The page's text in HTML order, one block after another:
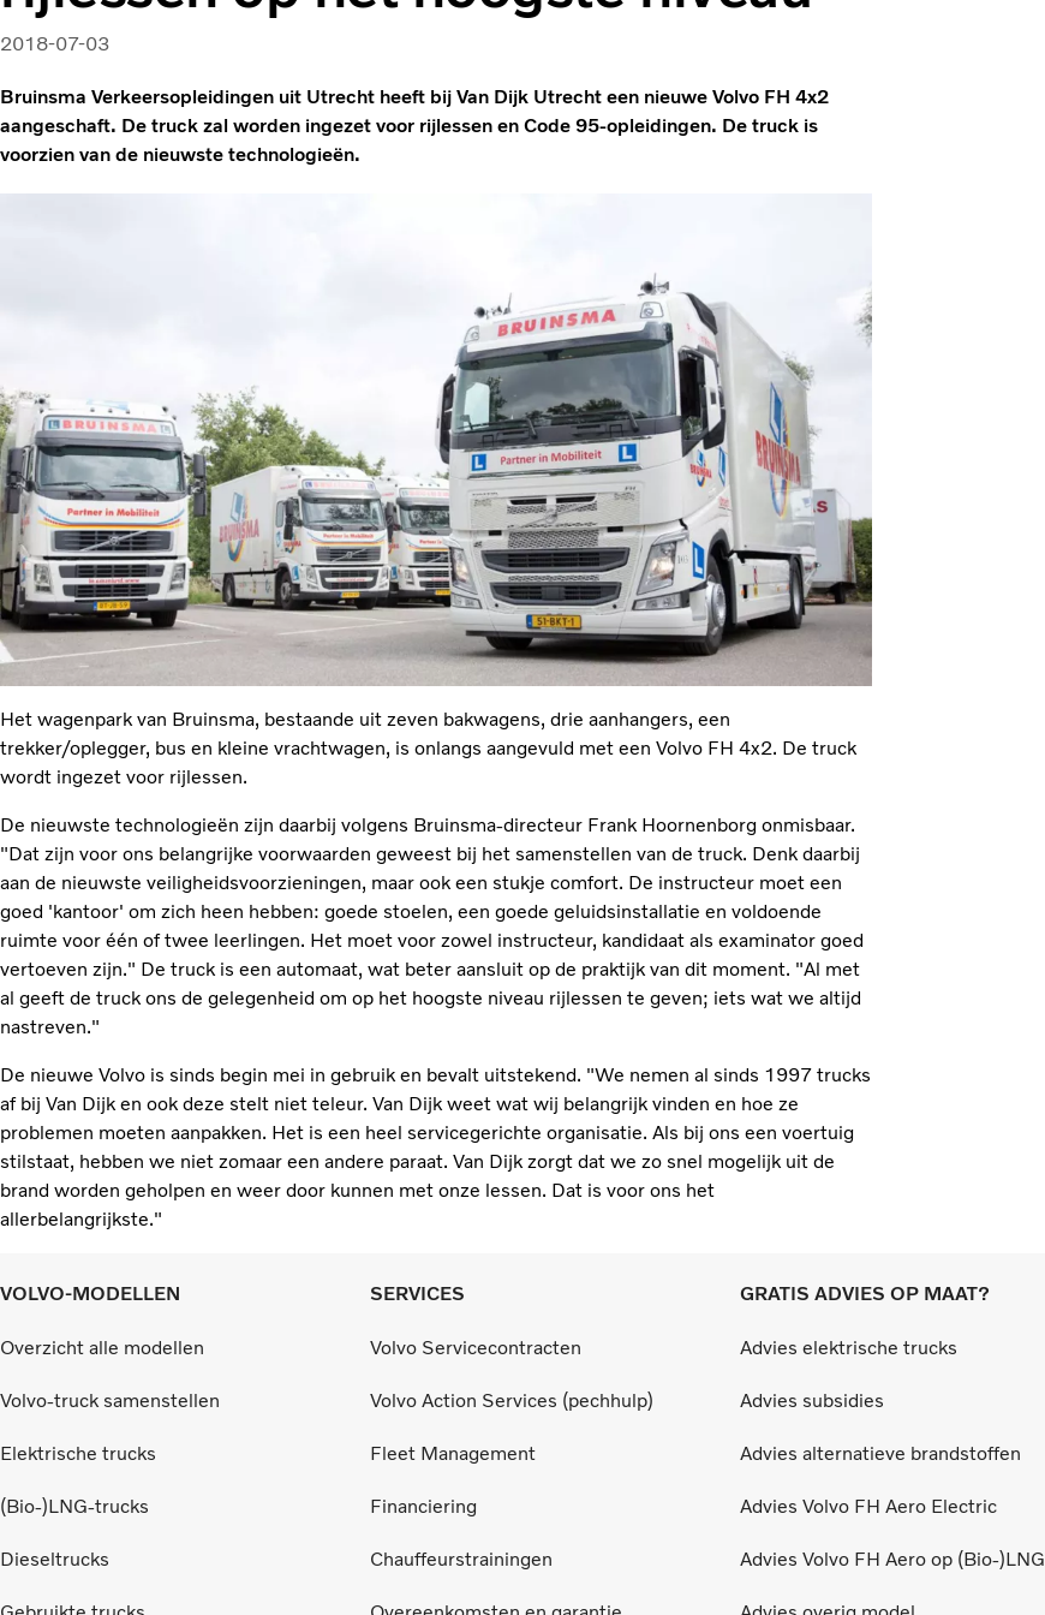
2018-07-03
Bruinsma Verkeersopleidingen uit Utrecht heeft bij Van Dijk Utrecht een nieuwe Volvo FH 4x2
aangeschaft. De truck zal worden ingezet voor rijlessen en Code 95-opleidingen. De truck is
voorzien van de nieuwste technologieën.
Het wagenpark van Bruinsma, bestaande uit zeven bakwagens, drie aanhangers, een
trekker/oplegger, bus en kleine vrachtwagen, is onlangs aangevuld met een Volvo FH 4x2. De truck
wordt ingezet voor rijlessen.
De nieuwste technologieën zijn daarbij volgens Bruinsma-directeur Frank Hoornenborg onmisbaar.
"Dat zijn voor ons belangrijke voorwaarden geweest bij het samenstellen van de truck. Denk daarbij
aan de nieuwste veiligheidsvoorzieningen, maar ook een stukje comfort. De instructeur moet een
goed 'kantoor' om zich heen hebben: goede stoelen, een goede geluidsinstallatie en voldoende
ruimte voor één of twee leerlingen. Het moet voor zowel instructeur, kandidaat als examinator goed
vertoeven zijn." De truck is een automaat, wat beter aansluit op de praktijk van dit moment. "Al met
al geeft de truck ons de gelegenheid om op het hoogste niveau rijlessen te geven; iets wat we altijd
nastreven."
De nieuwe Volvo is sinds begin mei in gebruik en bevalt uitstekend. "We nemen al sinds 1997 trucks
af bij Van Dijk en ook deze stelt niet teleur. Van Dijk weet wat wij belangrijk vinden en hoe ze
problemen moeten aanpakken. Het is een heel servicegerichte organisatie. Als bij ons een voertuig
stilstaat, hebben we niet zomaar een andere paraat. Van Dijk zorgt dat we zo snel mogelijk uit de
brand worden geholpen en weer door kunnen met onze lessen. Dat is voor ons het
allerbelangrijkste."
VOLVO-MODELLEN
Overzicht alle modellen
Volvo-truck samenstellen
Elektrische trucks
(Bio-)LNG-trucks
Dieseltrucks
SERVICES
Volvo Servicecontracten
Volvo Action Services (pechhulp)
Fleet Management
Financiering
Chauffeurstrainingen
GRATIS ADVIES OP MAAT?
Advies elektrische trucks
Advies subsidies
Advies alternatieve brandstoffen
Advies Volvo FH Aero Electric
Advies Volvo FH Aero op (Bio-)LNG